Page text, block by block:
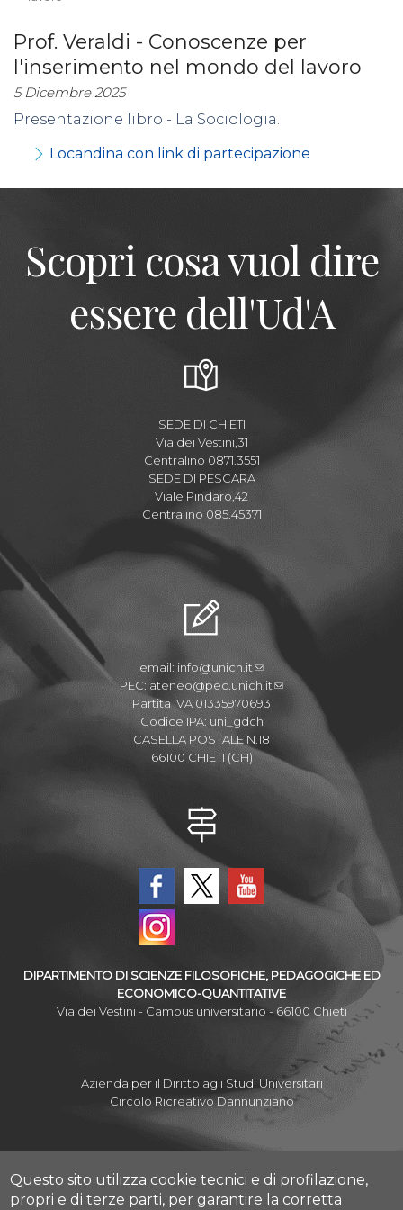
Prof. Veraldi - Conoscenze per
l'inserimento nel mondo del lavoro
5 Dicembre 2025
Presentazione libro - La Sociologia.
Locandina con link di partecipazione
Scopri cosa vuol dire
essere dell'Ud'A
SEDE DI CHIETI
Via dei Vestini,31
Centralino 0871.3551
SEDE DI PESCARA
Viale Pindaro,42
Centralino 085.45371
email: info@unich.it
PEC: ateneo@pec.unich.it
Partita IVA 01335970693
Codice IPA: uni_gdch
CASELLA POSTALE N.18
66100 CHIETI (CH)
DIPARTIMENTO DI SCIENZE FILOSOFICHE, PEDAGOGICHE ED
ECONOMICO-QUANTITATIVE
Via dei Vestini - Campus universitario - 66100 Chieti
Azienda per il Diritto agli Studi Universitari
Circolo Ricreativo Dannunziano
Albo Pretorio Online
Questo sito utilizza cookie tecnici e di profilazione,
propri e di terze parti, per garantire la corretta